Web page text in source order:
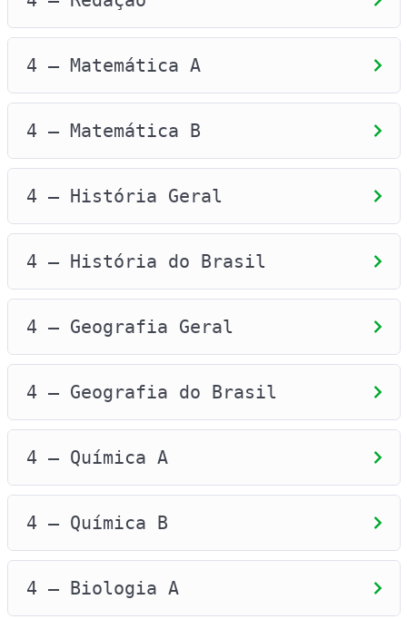
4 – Matemática A
4 – Matemática B
4 – História Geral
4 – História do Brasil
4 – Geografia Geral
4 – Geografia do Brasil
4 – Química A
4 – Química B
4 – Biologia A